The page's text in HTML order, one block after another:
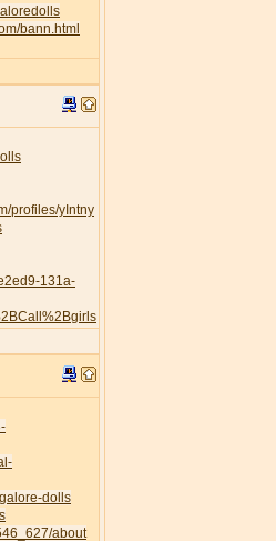
bann.html
profiles/yIntny
131a-
dolls
about